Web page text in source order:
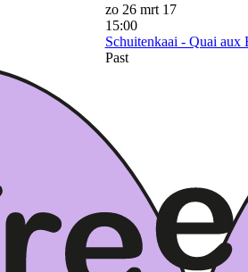
zo 26 mrt 17
15:00
Schuitenkaai - Quai aux
Past